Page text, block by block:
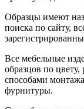
Образцы имеют
поиска по сайту,
Все мебельные
образцов по
способами
фурнитуры.